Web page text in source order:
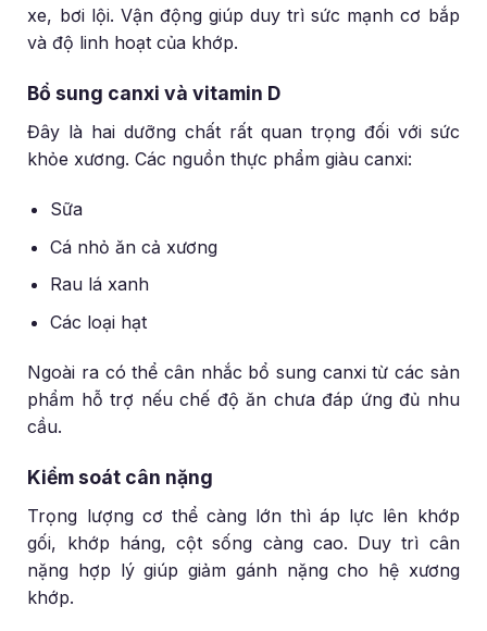
xe, bơi lội. Vận động giúp duy trì sức mạnh cơ bắp
và độ linh hoạt của khớp.
Bổ sung canxi và vitamin D
Đây là hai dưỡng chất rất quan trọng đối với sức
khỏe xương. Các nguồn thực phẩm giàu canxi:
Sữa
Cá nhỏ ăn cả xương
Rau lá xanh
Các loại hạt
Ngoài ra có thể cân nhắc bổ sung canxi từ các sản
phẩm hỗ trợ nếu chế độ ăn chưa đáp ứng đủ nhu
cầu.
Kiểm soát cân nặng
Trọng lượng cơ thể càng lớn thì áp lực lên khớp
gối, khớp háng, cột sống càng cao. Duy trì cân
nặng hợp lý giúp giảm gánh nặng cho hệ xương
khớp.